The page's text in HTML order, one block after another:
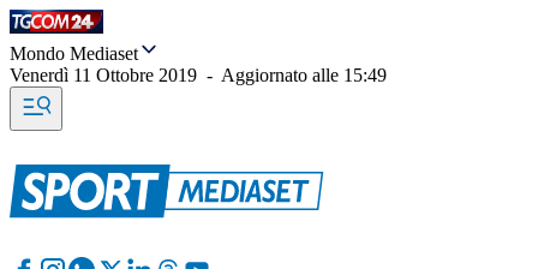
Mondo Mediaset
Venerdì 11 Ottobre 2019 - Aggiornato alle 15:49